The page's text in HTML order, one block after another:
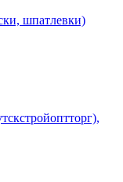
шпатлевки)